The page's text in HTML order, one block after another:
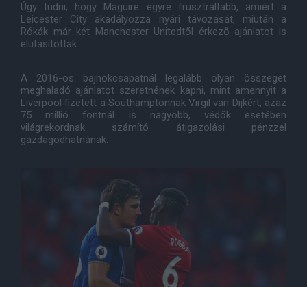
Úgy tudni, hogy Maguire egyre frusztráltabb, amiért a
Leicester City akadályozza nyári távozását, miután a
Rókák már két Manchester Unitedtől érkező ajánlatot is
elutasítottak.
A 2016-os bajnokcsapatnál legalább olyan összeget
meghaladó ajánlatot szeretnének kapni, mint amennyit a
Liverpool fizetett a Southamptonnak Virgil van Dijkért, azaz
75 millió fontnál is nagyobb, védők esetében
világrekordnak számító átigazolási pénzzel
gazdagodhatnának.